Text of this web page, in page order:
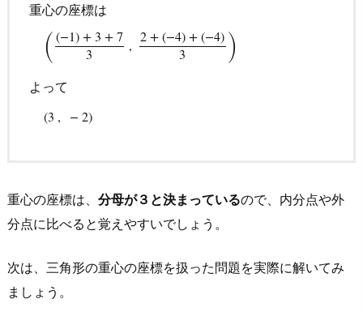
重心の座標は
((−1)+3 +7
3
, 2+(−4)+(−4)
3
)
よって
(3 , − 2)
重心の座標は 2 −4
重心の座標は、 分母が３と決まっているので、内分点や外
分点に比べると覚えやすいでしょう。
次は、三角形の重心の座標を扱った問題を実際に解いてみ
ましょう。